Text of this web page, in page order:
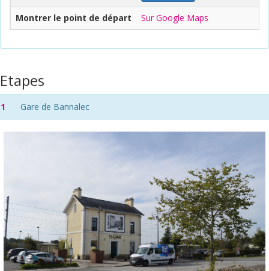
Montrer le point de départ Sur Google Maps
Etapes
1 Gare de Bannalec